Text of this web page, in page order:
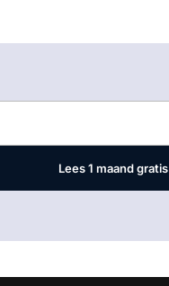
Lees 1 maand gratis